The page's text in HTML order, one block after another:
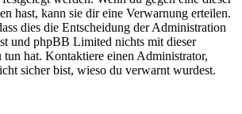
hast, kann sie dir eine Verwarnung erteilen.
dies die Entscheidung der Administration
und phpBB Limited nichts mit dieser
tun hat. Kontaktiere einen Administrator,
sicher bist, wieso du verwarnt wurdest.